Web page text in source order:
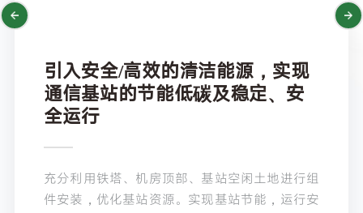
引入安全/高效的清洁能源，实现
通信基站的节能低碳及稳定、安
全运行
充分利用铁塔、机房顶部、基站空闲土地进行组
件安装，优化基站资源。实现基站节能，运行安